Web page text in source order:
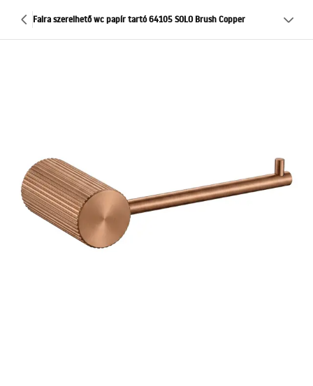
Falra szerelhető wc papír tartó 64105 SOLO Brush Copper